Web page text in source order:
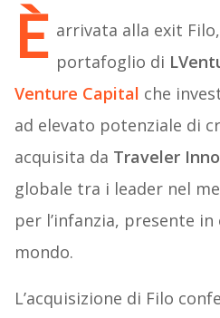
È arrivata alla exit
portafoglio di
Venture Capital che
ad elevato potenziale di
acquisita da Traveler
globale tra i leader nel
per l’infanzia, presente
mondo.
L’acquisizione di Filo